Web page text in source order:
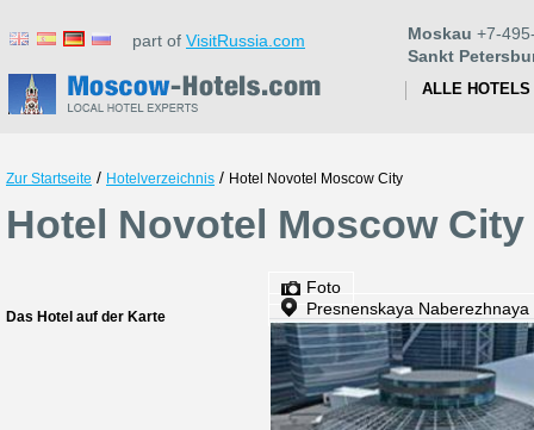
part of VisitRussia.com Moskau +7-
Sankt
ALLE HOTELS
Zur Startseite / Hotelverzeichnis / Hotel Novotel Moscow City
Hotel Novotel Moscow
Das Hotel auf der Karte
Foto
Presnenskaya Naberezhnaya